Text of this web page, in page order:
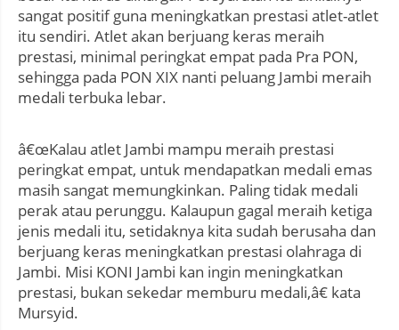
sangat positif guna meningkatkan prestasi atlet-atlet
itu sendiri. Atlet akan berjuang keras meraih
prestasi, minimal peringkat empat pada Pra PON,
sehingga pada PON XIX nanti peluang Jambi meraih
medali terbuka lebar.
â€œKalau atlet Jambi mampu meraih prestasi
peringkat empat, untuk mendapatkan medali emas
masih sangat memungkinkan. Paling tidak medali
perak atau perunggu. Kalaupun gagal meraih ketiga
jenis medali itu, setidaknya kita sudah berusaha dan
berjuang keras meningkatkan prestasi olahraga di
Jambi. Misi KONI Jambi kan ingin meningkatkan
prestasi, bukan sekedar memburu medali,â€ kata
Mursyid.